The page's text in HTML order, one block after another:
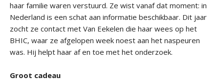
haar familie waren verstuurd. Ze wist vanaf dat moment: in
Nederland is een schat aan informatie beschikbaar. Dit jaar
zocht ze contact met Van Eekelen die haar wees op het
BHIC, waar ze afgelopen week noest aan het naspeuren
was. Hij helpt haar af en toe met het onderzoek.
Groot cadeau